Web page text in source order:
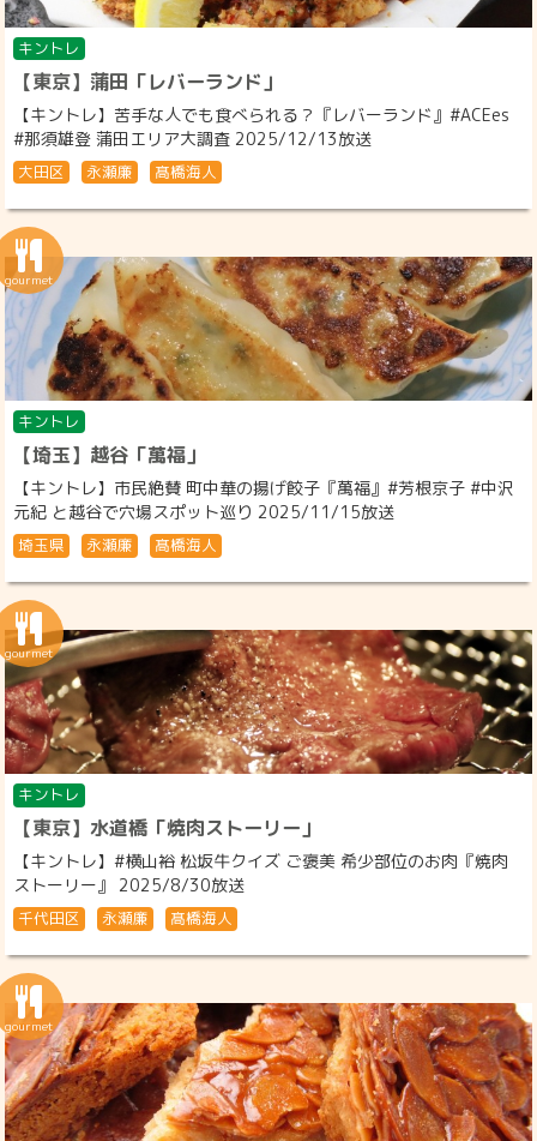
キントレ
【東京】蒲田「レバーランド」
【キントレ】苦手な人でも食べられる？『レバーランド』#ACEes
#那須雄登 蒲田エリア大調査 2025/12/13放送
大田区 永瀬廉 髙橋海人
キントレ
【埼玉】越谷「萬福」
【キントレ】市民絶賛 町中華の揚げ餃子『萬福』#芳根京子 #中沢
元紀 と越谷で穴場スポット巡り 2025/11/15放送
埼玉県 永瀬廉 髙橋海人
キントレ
【東京】水道橋「焼肉ストーリー」
【キントレ】#横山裕 松坂牛クイズ ご褒美 希少部位のお肉『焼肉
ストーリー』 2025/8/30放送
千代田区 永瀬廉 髙橋海人